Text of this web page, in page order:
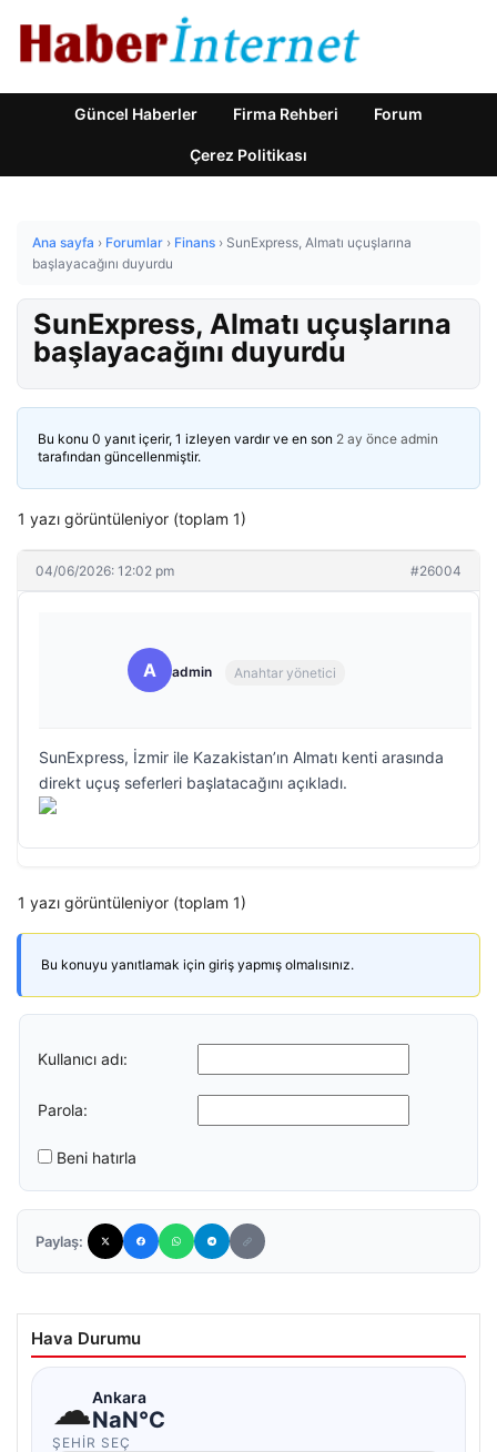
Güncel Haberler Firma Rehberi Forum
Çerez Politikası
Ana sayfa › Forumlar › Finans › SunExpress, Almatı uçuşlarına
başlayacağını duyurdu
SunExpress, Almatı uçuşlarına
başlayacağını duyurdu
Bu konu 0 yanıt içerir, 1 izleyen vardır ve en son 2 ay önce admin
tarafından güncellenmiştir.
1 yazı görüntüleniyor (toplam 1)
04/06/2026: 12:02 pm #26004
A admin Anahtar yönetici
SunExpress, İzmir ile Kazakistan’ın Almatı kenti arasında
direkt uçuş seferleri başlatacağını açıkladı.
1 yazı görüntüleniyor (toplam 1)
Bu konuyu yanıtlamak için giriş yapmış olmalısınız.
Kullanıcı adı:
Parola:
Beni hatırla
Paylaş:
Hava Durumu
☁Ankara
NaN°C
ŞEHIR SEÇ